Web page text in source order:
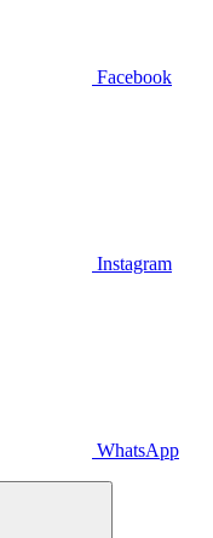
Facebook
Instagram
WhatsApp